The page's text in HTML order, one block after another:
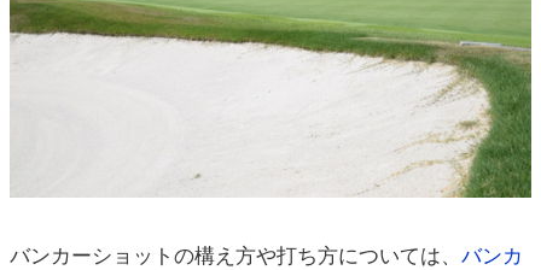
バンカーショットの構え方や打ち方については、 バンカ